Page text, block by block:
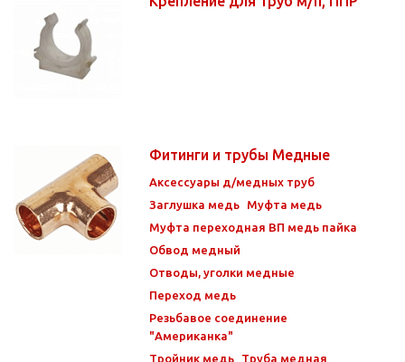
Фитинги и трубы Медные
Аксессуары д/медных труб
Заглушка медь
Муфта медь
Муфта переходная ВП медь пайка
Обвод медный
Отводы, уголки медные
Переход медь
Резьбавое соединение
"Американка"
Тройник медь
Труба медная